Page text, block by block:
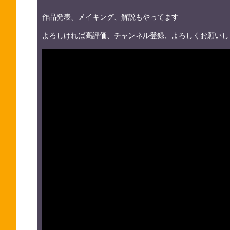
作品発表、メイキング、解説もやってます
よろしければ高評価、チャンネル登録、よろしくお願い